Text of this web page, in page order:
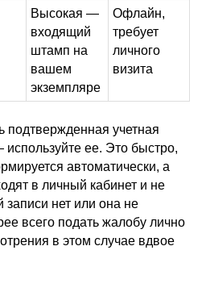
Высокая —
входящий
штамп на
вашем
экземпляре
Офлайн,
требует
личного
визита
подтвержденная учетная
используйте ее. Это быстро,
автоматически, а
в личный кабинет и не
записи нет или она не
всего подать жалобу лично
в этом случае вдвое